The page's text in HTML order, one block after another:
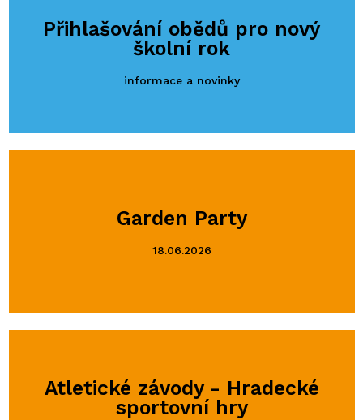
Přihlašování obědů pro nový
školní rok
informace a novinky
Garden Party
18.06.2026
Atletické závody - Hradecké
sportovní hry